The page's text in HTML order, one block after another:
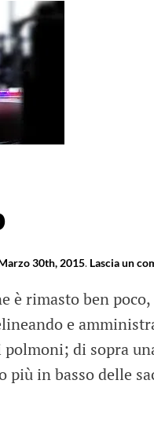
30th, 2015. Lascia un
è rimasto ben
e
di sopra
più in basso delle